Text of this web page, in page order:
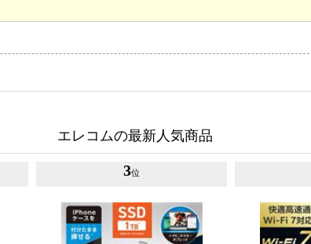
エレコムの最新人気商品
3位